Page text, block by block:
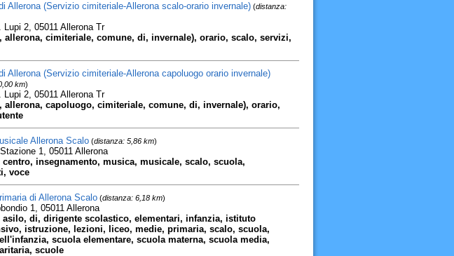
Allerona (Servizio cimiteriale-Allerona scalo-orario invernale)(distanza:
Lupi 2, 05011 Allerona Tr
allerona, cimiteriale, comune, di, invernale), orario, scalo, servizi,
Allerona (Servizio cimiteriale-Allerona capoluogo orario invernale)
km)
Lupi 2, 05011 Allerona Tr
allerona, capoluogo, cimiteriale, comune, di, invernale), orario,
Allerona Scalo(distanza: 5,86 km)
1, 05011 Allerona
centro, insegnamento, musica, musicale, scalo, scuola,
voce
di Allerona Scalo(distanza: 6,18 km)
1, 05011 Allerona
asilo, di, dirigente scolastico, elementari, infanzia, istituto
istruzione, lezioni, liceo, medie, primaria, scalo, scuola,
scuola elementare, scuola materna, scuola media,
scuole